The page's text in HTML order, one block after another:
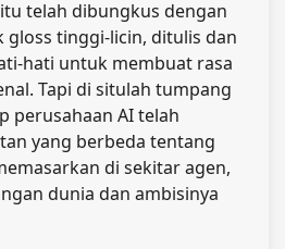
telah dibungkus dengan
tinggi-licin, ditulis dan
hati untuk membuat rasa
Tapi di situlah tumpang
perusahaan AI telah
yang berbeda tentang
di sekitar agen,
dunia dan ambisinya